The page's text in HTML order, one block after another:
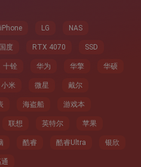
iPhone LG NAS
度 RTX 4070 SSD
十铨 华为 华擎 华硕
小米 微星 戴尔
海盗船 游戏本
联想 英特尔 苹果
酷睿 酷睿Ultra 银欣